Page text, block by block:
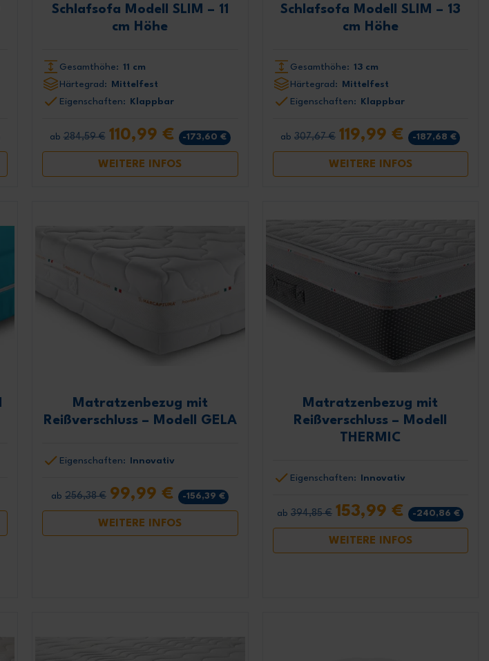
Schlafsofa Modell SLIM – 11
cm Höhe
Gesamthöhe: 11 cm
Härtegrad: Mittelfest
Eigenschaften: Klappbar
ab 284,59 € 110,99 € -173,60 €
WEITERE INFOS
Schlafsofa Modell SLIM – 13
cm Höhe
Gesamthöhe: 13 cm
Härtegrad: Mittelfest
Eigenschaften: Klappbar
ab 307,67 € 119,99 € -187,68 €
WEITERE INFOS
Matratzenbezug mit
Reißverschluss – Modell GELA
Eigenschaften: Innovativ
ab 256,38 € 99,99 € -156,39 €
WEITERE INFOS
Matratzenbezug mit
Reißverschluss – Modell
THERMIC
Eigenschaften: Innovativ
ab 394,85 € 153,99 € -240,86 €
WEITERE INFOS